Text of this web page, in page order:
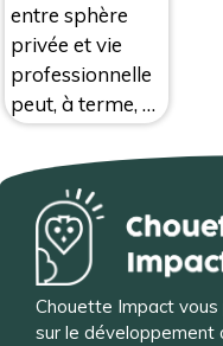
entre sphère
privée et vie
professionnelle
peut, à terme, …
Chouette Impact
sur le développement